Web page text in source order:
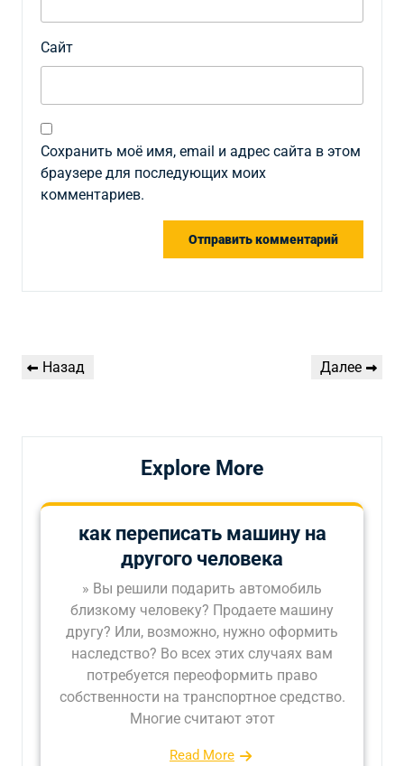
Сайт
Сохранить моё имя, email и адрес сайта в этом
браузере для последующих моих
комментариев.
по
Предыдущая
Назад
Следующая
Далее
Explore More
как переписать машину на
другого человека
» Вы решили подарить автомобиль
близкому человеку? Продаете машину
другу? Или, возможно, нужно оформить
наследство? Во всех этих случаях вам
потребуется переоформить право
собственности на транспортное средство.
Многие считают этот
Read More